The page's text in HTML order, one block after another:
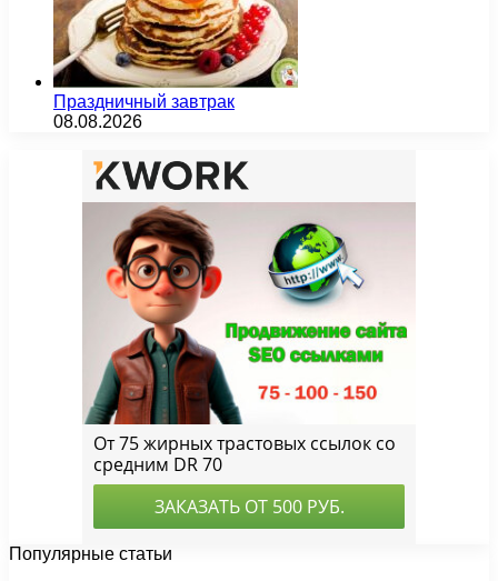
Праздничный завтрак
08.08.2026
Популярные статьи